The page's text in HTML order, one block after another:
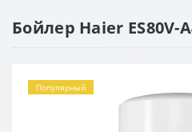
Бойлер Haier ES80V-
Популярный